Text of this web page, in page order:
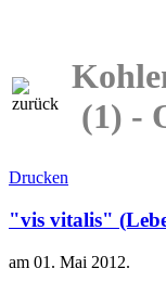
(1) -
Drucken
"vis vitalis"
am 01. Mai 2012.